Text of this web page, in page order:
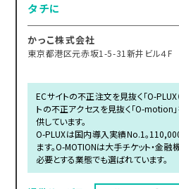
タチに
かっこ株式会社
東京都港区元赤坂1-5-31新井ビル４F
ECサイトの不正注文を見抜く「O-PLUX
トの不正アクセスを見抜く「O-motion
供しています。
O-PLUXは国内導入実績No.1。
ます。O-MOTIONは大手チケット・金融
必要とする業態でも選ばれています。